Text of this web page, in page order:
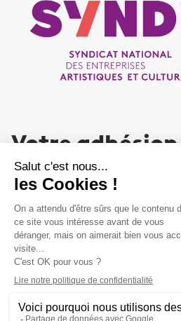
Votre
NOUS REJOINDRE
Liens utiles